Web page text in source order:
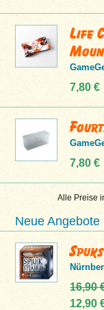
Life
7,80 €
7,80 €
Alle Preise
Neue Angebote
16,90
12,90